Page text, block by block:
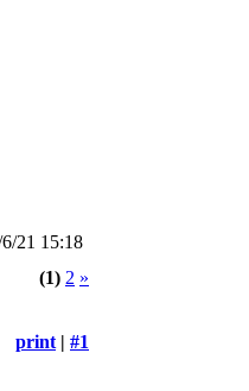
21 15:18
(1) 2 »
print | #1